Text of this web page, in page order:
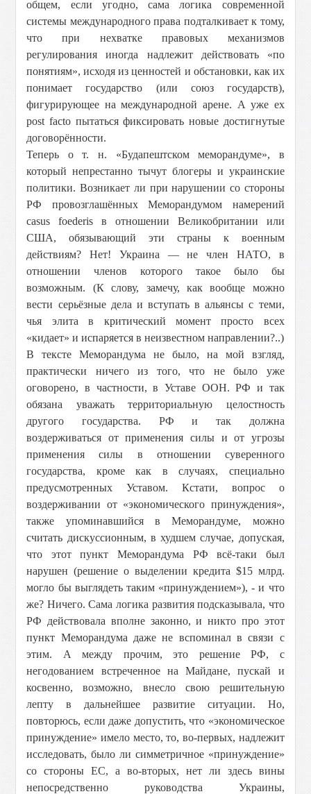
общем, если угодно, сама логика современной
системы международного права подталкивает к тому,
что при нехватке правовых механизмов
регулирования иногда надлежит действовать «по
понятиям», исходя из ценностей и обстановки, как их
понимает государство (или союз государств),
фигурирующее на международной арене. А уже ex
post facto пытаться фиксировать новые достигнутые
договорённости.
Теперь о т. н. «Будапештском меморандуме», в
который непрестанно тычут блогеры и украинские
политики. Возникает ли при нарушении со стороны
РФ провозглашённых Меморандумом намерений
casus foederis в отношении Великобритании или
США, обязывающий эти страны к военным
действиям? Нет! Украина — не член НАТО, в
отношении членов которого такое было бы
возможным. (К слову, замечу, как вообще можно
вести серьёзные дела и вступать в альянсы с теми,
чья элита в критический момент просто всех
«кидает» и испаряется в неизвестном направлении?..)
В тексте Меморандума не было, на мой взгляд,
практически ничего из того, что не было уже
оговорено, в частности, в Уставе ООН. РФ и так
обязана уважать территориальную целостность
другого государства. РФ и так должна
воздерживаться от применения силы и от угрозы
применения силы в отношении суверенного
государства, кроме как в случаях, специально
предусмотренных Уставом. Кстати, вопрос о
воздерживании от «экономического принуждения»,
также упоминавшийся в Меморандуме, можно
считать дискуссионным, в худшем случае, допуская,
что этот пункт Меморандума РФ всё-таки был
нарушен (решение о выделении кредита $15 млрд.
могло бы выглядеть таким «принуждением»), - и что
же? Ничего. Сама логика развития подсказывала, что
РФ действовала вполне законно, и никто про этот
пункт Меморандума даже не вспоминал в связи с
этим. А между прочим, это решение РФ, с
негодованием встреченное на Майдане, пускай и
косвенно, возможно, внесло свою решительную
лепту в дальнейшее развитие ситуации. Но,
повторюсь, если даже допустить, что «экономическое
принуждение» имело место, то, во-первых, надлежит
исследовать, было ли симметричное «принуждение»
со стороны ЕС, а во-вторых, нет ли здесь вины
непосредственно руководства Украины,